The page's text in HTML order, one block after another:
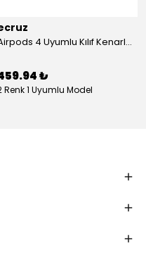
Airpods 4 Uyumlu Kılıf Kenarları Renkli Şeffaf Dilimli Silikon Ecruz Airbag 40 Uyumlu Kılıf
₺
Renk 1 Uyumlu Model